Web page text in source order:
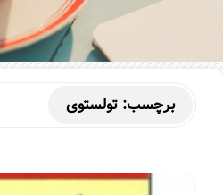
برچسب: تولستوی